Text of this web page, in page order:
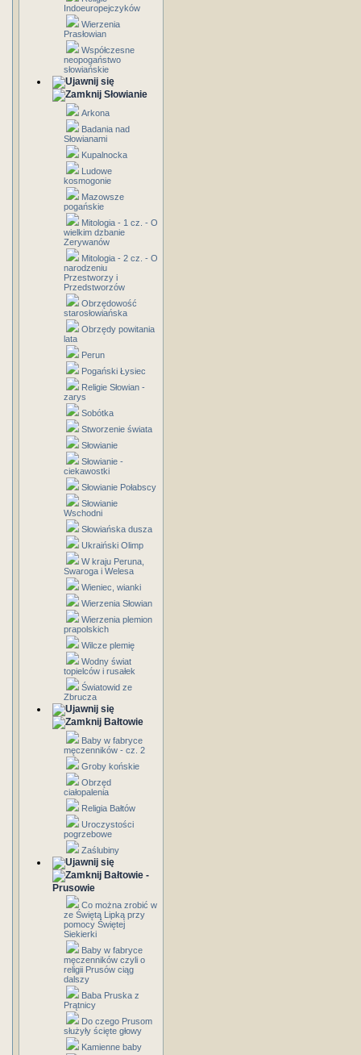
Indoeuropejczyków
Wierzenia
Prasłowian
Współczesne
neopogaństwo
słowiańskie
Słowianie
Arkona
Badania nad
Słowianami
Kupalnocka
Ludowe
kosmogonie
Mazowsze
pogańskie
Mitologia - 1 cz. - O
wielkim dzbanie
Zerywanów
Mitologia - 2 cz. - O
narodzeniu
Przestworzy i
Przedstworzów
Obrzędowość
starosłowiańska
Obrzędy powitania
lata
Perun
Pogański Łysiec
Religie Słowian -
zarys
Sobótka
Stworzenie świata
Słowianie
Słowianie -
ciekawostki
Słowianie Połabscy
Słowianie
Wschodni
Słowiańska dusza
Ukraiński Olimp
W kraju Peruna,
Swaroga i Welesa
Wieniec, wianki
Wierzenia Słowian
Wierzenia plemion
prapolskich
Wilcze plemię
Wodny świat
topielców i rusałek
Światowid ze
Zbrucza
Bałtowie
Baby w fabryce
męczenników - cz. 2
Groby końskie
Obrzęd
ciałopalenia
Religia Bałtów
Uroczystości
pogrzebowe
Zaślubiny
Bałtowie -
Prusowie
Co można zrobić w
ze Świętą Lipką przy
pomocy Świętej
Siekierki
Baby w fabryce
męczenników czyli o
religii Prusów ciąg
dalszy
Baba Pruska z
Prątnicy
Do czego Prusom
służyły ścięte głowy
Kamienne baby